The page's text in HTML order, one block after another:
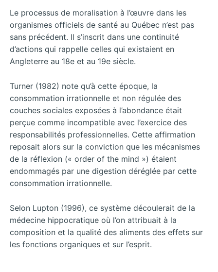
Le processus de moralisation à l’œuvre dans les
organismes officiels de santé au Québec n’est pas
sans précédent. Il s’inscrit dans une continuité
d’actions qui rappelle celles qui existaient en
Angleterre au 18e et au 19e siècle.
Turner (1982) note qu’à cette époque, la
consommation irrationnelle et non régulée des
couches sociales exposées à l’abondance était
perçue comme incompatible avec l’exercice des
responsabilités professionnelles. Cette affirmation
reposait alors sur la conviction que les mécanismes
de la réflexion (« order of the mind ») étaient
endommagés par une digestion déréglée par cette
consommation irrationnelle.
Selon Lupton (1996), ce système découlerait de la
médecine hippocratique où l’on attribuait à la
composition et la qualité des aliments des effets sur
les fonctions organiques et sur l’esprit.